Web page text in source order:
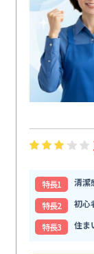
特⻑1
清潔
特⻑2
初心
特⻑3
住ま